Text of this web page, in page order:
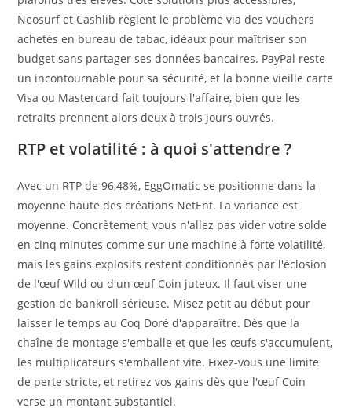
Neosurf et Cashlib règlent le problème via des vouchers
achetés en bureau de tabac, idéaux pour maîtriser son
budget sans partager ses données bancaires. PayPal reste
un incontournable pour sa sécurité, et la bonne vieille carte
Visa ou Mastercard fait toujours l'affaire, bien que les
retraits prennent alors deux à trois jours ouvrés.
RTP et volatilité : à quoi s'attendre ?
Avec un RTP de 96,48%, EggOmatic se positionne dans la
moyenne haute des créations NetEnt. La variance est
moyenne. Concrètement, vous n'allez pas vider votre solde
en cinq minutes comme sur une machine à forte volatilité,
mais les gains explosifs restent conditionnés par l'éclosion
de l'œuf Wild ou d'un œuf Coin juteux. Il faut viser une
gestion de bankroll sérieuse. Misez petit au début pour
laisser le temps au Coq Doré d'apparaître. Dès que la
chaîne de montage s'emballe et que les œufs s'accumulent,
les multiplicateurs s'emballent vite. Fixez-vous une limite
de perte stricte, et retirez vos gains dès que l'œuf Coin
verse un montant substantiel.